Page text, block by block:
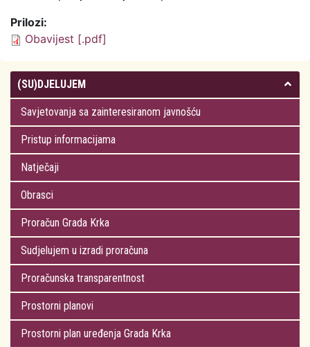
Prilozi:
Obavijest [.pdf]
(SU)DJELUJEM
Savjetovanja sa zainteresiranom javnošću
Pristup informacijama
Natječaji
Obrasci
Proračun Grada Krka
Sudjelujem u izradi proračuna
Proračunska transparentnost
Prostorni planovi
Prostorni plan uređenja Grada Krka